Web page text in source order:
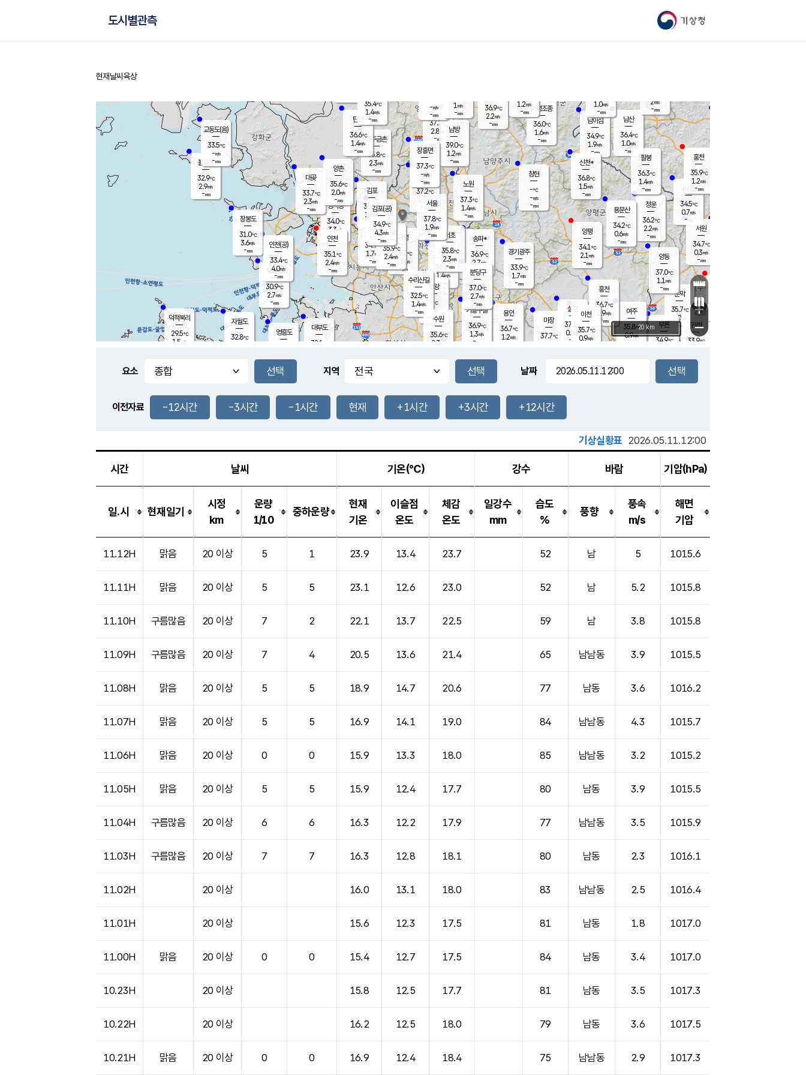
기상청
도시별관측
홈
현재날씨 육상
풍도
3.2m/s
문막
35.7℃
2.0m/s
mm
남이섬
34.9℃
1.9m/s
-mm
무의도
30.9℃
2.7m/s
-mm
영흥도
볼음도
32.9℃
2.9m/s
-mm
자월도
32.8℃
양주
37.1℃
2.8
-mm
부론
34.9℃
과천
36.1℃
1.4m/s
- mm
남산
36.4℃
1.0m/s
-mm
장봉도
31.0℃
3.6m/s
-mm
-mm
청운
36.2℃
2.2m/s
-mm
팔봉
36.3℃
1.4m/s
-mm
-mm
용인
36.7℃
1.2m/s
여주
35.8℃
0.9m/s
양동
37.0℃
1.1m/s
-mm
경기광주
33.9℃
1.7m/s
-mm
장호원
1.0m/s
-mm
35.5
℃
대부도
32.1
-
경서동
34.0℃
3.3 m/s
-mm
파주금촌
35.8℃
2.3m/s
-mm
가평조종
36.0℃
1.6m/s
-mm
36.9℃
2.2m/s
-mm
대곶
33.7℃
2.3m/s
-mm
신천*
36.8℃
1.5m/s
-mm
창현
-℃
-m/s
-mm
탄현
36.6℃
1.4m/s
-mm
1.2m/s
-mm
36.6℃
1.6m/s
-mm
흥천
36.7℃
0.9m/s
-mm
마장
37.7℃
의왕
- ℃
m/s
mm
김포
35.8℃
1.8 m/s
mm
설봉
37.1
0.8 m/s
- mm
광명
35.7 ℃
1.8 m/s
-mm
부천
34.9℃
1.7m/s
-mm
-mm
양촌
35.6℃
2.0m/s
-mm
구로
35.9℃
2.4m/s
-mm
은평
37.2℃
1.3 m/s
- mm
노원
37.3℃
1.4m/s
-mm
송파*
36.9℃
2.7m/s
-mm
서초
35.8℃
2.3m/s
-mm
남방
39.0℃
1.2m/s
-mm
기흥구갈
36.9℃
1.3m/s
-
수리산길
32.5℃
1.4m/s
-mm
분당구
37.0℃
2.7m/s
-mm
장흥면
37.3℃
-m/s
-mm
-m/s
-mm
시동
34.5℃
0.7m/s
- mm
귀래
33.9℃
서원
34.7℃
0.3m/s
-mm
용문산
34.2℃
0.6m/s
-mm
덕적북리
29.5℃
1.5 m/s
인천(공)
33.4℃
4.0m/s
-mm
김포(공)
34.9℃
4.3m/s
-mm
교동도(음)
33.5℃
-m/s
-mm
홍천
35.9℃
1.2m/s
-mm
이천
35.7℃
0.9m/s
양평
34.1℃
2.1 m/s
-mm
수원
35.6℃
0.3 m/s
인천
35.1℃
2.4m/s
-mm
서울
37.8℃
1.9m/s
-mm
2m/s
-mm
35.4℃
1.4m/s
-mm
1 m/s
-mm
+
−
20 km
요소 지역 날짜
이전자료 -12시간 -3시간 -1시간 현재 +1시간 +3시간 +12시간
기상실황표 2026.05.11.12:00
시간 날씨 기온(℃) 강수 바람 기압(hPa)
일.시 현재일기
시정
km
운량
1/10
중하운량
현재
기온
이슬점
온도
체감
온도
일강수
mm
습도
%
풍향
풍속
m/s
해면
기압
11.12H 맑음 20 이상 5 1 23.9 13.4 23.7 52 남 5 1015.6
11.11H 맑음 20 이상 5 5 23.1 12.6 23.0 52 남 5.2 1015.8
11.10H 구름많음 20 이상 7 2 22.1 13.7 22.5 59 남 3.8 1015.8
11.09H 구름많음 20 이상 7 4 20.5 13.6 21.4 65 남남동 3.9 1015.5
11.08H 맑음 20 이상 5 5 18.9 14.7 20.6 77 남동 3.6 1016.2
11.07H 맑음 20 이상 5 5 16.9 14.1 19.0 84 남남동 4.3 1015.7
11.06H 맑음 20 이상 0 0 15.9 13.3 18.0 85 남남동 3.2 1015.2
11.05H 맑음 20 이상 5 5 15.9 12.4 17.7 80 남동 3.9 1015.5
11.04H 구름많음 20 이상 6 6 16.3 12.2 17.9 77 남남동 3.5 1015.9
11.03H 구름많음 20 이상 7 7 16.3 12.8 18.1 80 남동 2.3 1016.1
11.02H 20 이상 16.0 13.1 18.0 83 남남동 2.5 1016.4
11.01H 20 이상 15.6 12.3 17.5 81 남동 1.8 1017.0
11.00H 맑음 20 이상 0 0 15.4 12.7 17.5 84 남동 3.4 1017.0
10.23H 20 이상 15.8 12.5 17.7 81 남동 3.5 1017.3
10.22H 20 이상 16.2 12.5 18.0 79 남동 3.6 1017.5
10.21H 맑음 20 이상 0 0 16.9 12.4 18.4 75 남남동 2.9 1017.3